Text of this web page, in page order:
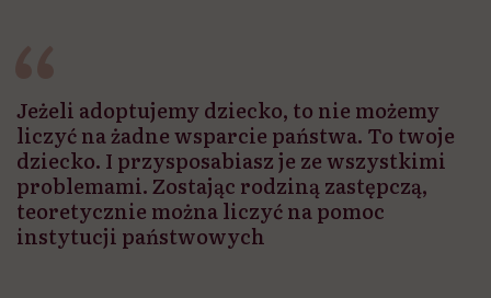
Jeżeli adoptujemy dziecko, to nie możemy
liczyć na żadne wsparcie państwa. To twoje
dziecko. I przysposabiasz je ze wszystkimi
problemami. Zostając rodziną zastępczą,
teoretycznie można liczyć na pomoc
instytucji państwowych